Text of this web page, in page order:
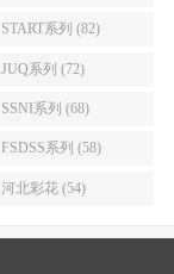
START系列 (82)
JUQ系列 (72)
SSNI系列 (68)
FSDSS系列 (58)
河北彩花 (54)